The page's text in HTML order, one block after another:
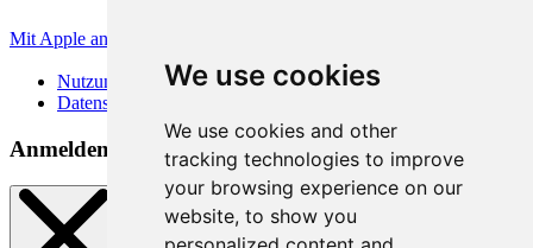
We use cookies
We use cookies and other
tracking technologies to improve
your browsing experience on our
website, to show you
Mit Apple anmelden
Nutzungsbedingungen
Datenschutzerklärung
Anmeldemethoden